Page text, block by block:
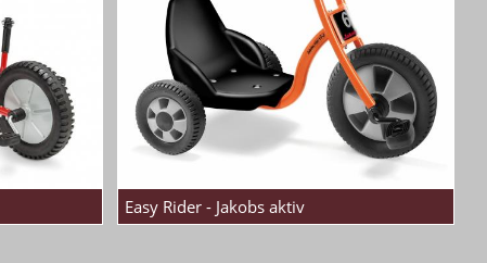
Easy Rider - Jakobs aktiv